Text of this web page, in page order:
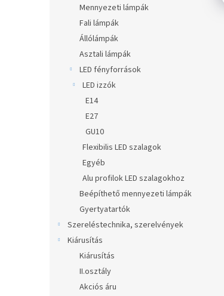
Mennyezeti lámpák
Fali lámpák
Állólámpák
Asztali lámpák
LED fényforrások
LED izzók
E14
E27
GU10
Flexibilis LED szalagok
Egyéb
Alu profilok LED szalagokhoz
Beépíthető mennyezeti lámpák
Gyertyatartók
Szereléstechnika, szerelvények
Kiárusítás
Kiárusítás
II.osztály
Akciós áru